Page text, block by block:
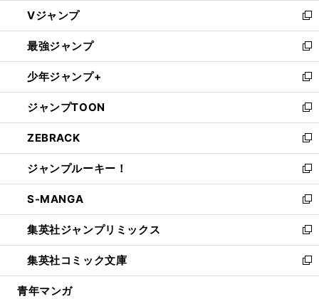
ィ
ン
ド
ウ
で
開
く
し
い
ウ
ィ
ン
ド
ウ
で
開
く
Vジャンプ
新
し
い
ウ
ィ
ン
ド
ウ
で
開
く
最強ジャンプ
新
し
い
ウ
ィ
ン
ド
ウ
で
開
く
少年ジャンプ+
新
し
い
ウ
ィ
ン
ド
ウ
で
開
く
ジャンプTOON
新
し
い
ウ
ィ
ン
ド
ウ
で
開
く
ZEBRACK
新
し
い
ウ
ィ
ン
ド
ウ
で
開
ジャンプルーキー！
新
し
い
ウ
ィ
ン
ド
ウ
S-MANGA
新
し
い
ウ
ィ
ン
集英社ジャンプリミックス
新
し
い
ウ
集英社コミック文庫
新
し
青年マンガ